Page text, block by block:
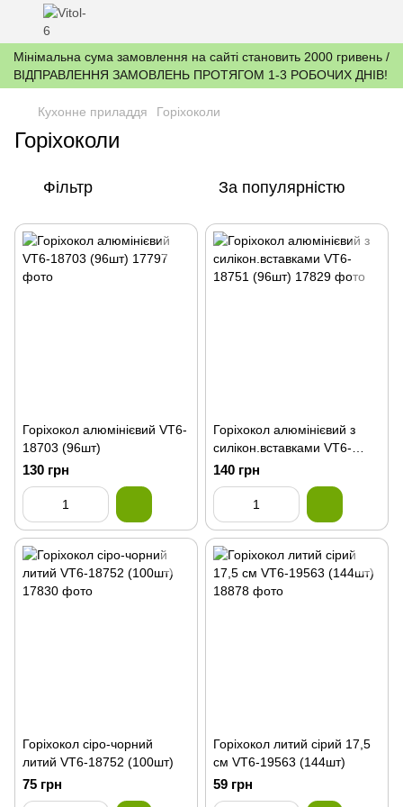
Мінімальна сума замовлення на сайті становить 2000 гривень /
ВІДПРАВЛЕННЯ ЗАМОВЛЕНЬ ПРОТЯГОМ 1-3 РОБОЧИХ ДНІВ!
Кухонне приладдя Горіхоколи
Горіхоколи
Фільтр За популярністю
Горiхокол алюмінієвий VT6-
18703 (96шт)
130 грн
Горiхокол алюмінієвий з
силікон.вставками VT6-
18751 (96шт)
140 грн
Горiхокол сіро-чорний
литий VT6-18752 (100шт)
75 грн
Горіхокол литий сірий 17,5
см VT6-19563 (144шт)
59 грн